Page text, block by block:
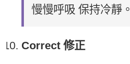
慢慢呼吸 保持冷靜。
Correct 修正